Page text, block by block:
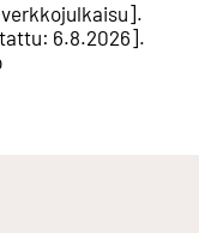
verkkojulkaisu].
: 6.8.2026].